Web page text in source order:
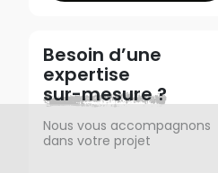
Besoin d’une
expertise
sur-mesure ?
Nous vous accompagnons
dans votre projet